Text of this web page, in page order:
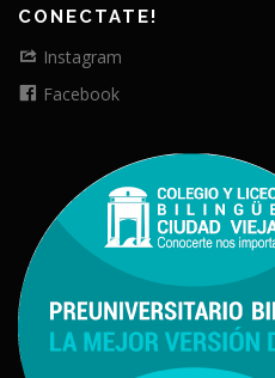
CONECTATE!
Instagram
Facebook